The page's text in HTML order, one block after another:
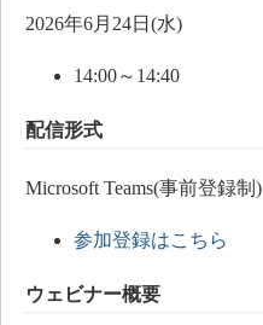
2026年6月24日(水)
14:00～14:40
配信形式
Microsoft Teams(事前登録制)
参加登録はこちら
ウェビナー概要